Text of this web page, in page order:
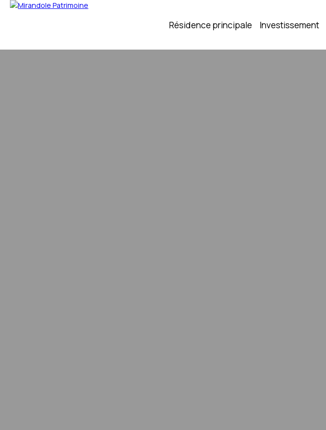
Résidence principale Investissement